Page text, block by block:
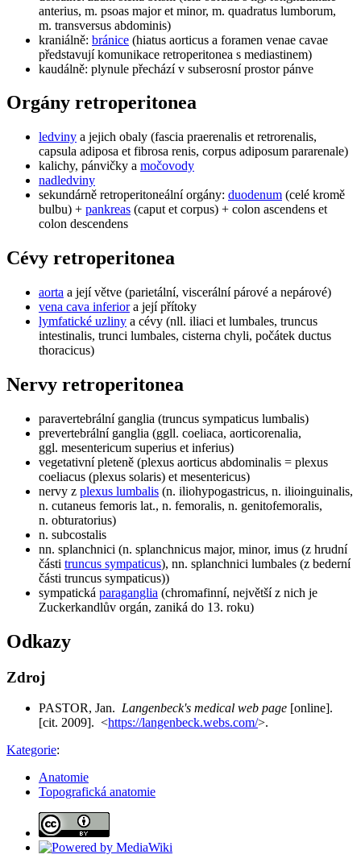
anterius, m. psoas major et minor, m. quadratus lumborum,
m. transversus abdominis)
kraniálně: bránice (hiatus aorticus a foramen venae cavae
představují komunikace retroperitonea s mediastinem)
kaudálně: plynule přechází v subserosní prostor pánve
Orgány retroperitonea
ledviny a jejich obaly (fascia praerenalis et retrorenalis,
capsula adiposa et fibrosa renis, corpus adiposum pararenale)
kalichy, pánvičky a močovody
nadledviny
sekundárně retroperitoneální orgány: duodenum (celé kromě
bulbu) + pankreas (caput et corpus) + colon ascendens et
colon descendens
Cévy retroperitonea
aorta a její větve (parietální, viscerální párové a nepárové)
vena cava inferiora její přítoky
lymfatické uzliny a cévy (nll. iliaci et lumbales, truncus
intestinalis, trunci lumbales, cisterna chyli, počátek ductus
thoracicus)
Nervy retroperitonea
paravertebrální ganglia (truncus sympaticus lumbalis)
prevertebrální ganglia (ggll. coeliaca, aorticorenalia,
ggl. mesentericum superius et inferius)
vegetativní pleteně (plexus aorticus abdominalis = plexus
coeliacus (plexus solaris) et mesentericus)
nervy z plexus lumbalis (n. iliohypogastricus, n. ilioinguinalis,
n. cutaneus femoris lat., n. femoralis, n. genitofemoralis,
n. obturatorius)
n. subcostalis
nn. splanchnici (n. splanchnicus major, minor, imus (z hrudní
části truncus sympaticus), nn. splanchnici lumbales (z bederní
části truncus sympaticus))
sympatická paraganglia (chromafinní, největší z nich je
Zuckerkandlův orgán, zaniká do 13. roku)
Odkazy
Zdroj
PASTOR, Jan. Langenbeck's medical web page [online].
[cit. 2009]. <https://langenbeck.webs.com/>.
Kategorie:
Anatomie
Topografická anatomie